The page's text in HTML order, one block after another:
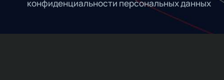
конфиденциальности персональных данных